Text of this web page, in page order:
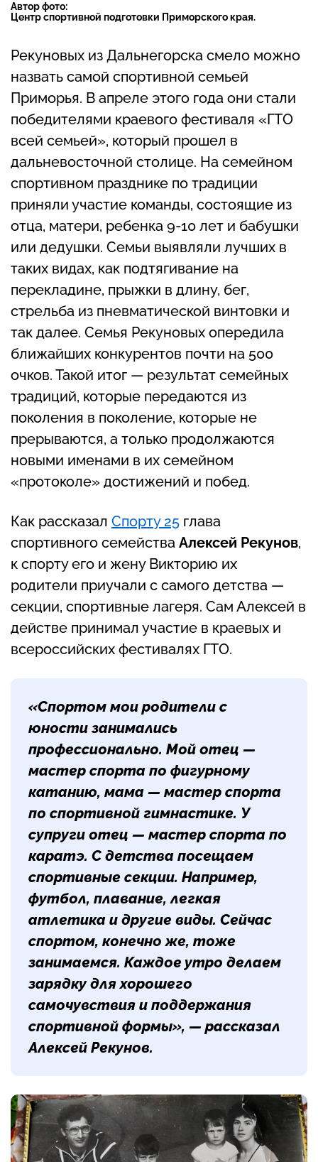
Автор фото:
Центр спортивной подготовки Приморского края.
Рекуновых из Дальнегорска смело можно
назвать самой спортивной семьей
Приморья. В апреле этого года они стали
победителями краевого фестиваля «ГТО
всей семьей», который прошел в
дальневосточной столице. На семейном
спортивном празднике по традиции
приняли участие команды, состоящие из
отца, матери, ребенка 9-10 лет и бабушки
или дедушки. Семьи выявляли лучших в
таких видах, как подтягивание на
перекладине, прыжки в длину, бег,
стрельба из пневматической винтовки и
так далее. Семья Рекуновых опередила
ближайших конкурентов почти на 500
очков. Такой итог — результат семейных
традиций, которые передаются из
поколения в поколение, которые не
прерываются, а только продолжаются
новыми именами в их семейном
«протоколе» достижений и побед.
Как рассказал Спорту 25 глава
спортивного семейства Алексей Рекунов,
к спорту его и жену Викторию их
родители приучали с самого детства —
секции, спортивные лагеря. Сам Алексей в
действе принимал участие в краевых и
всероссийских фестивалях ГТО.
«Спортом мои родители с
юности занимались
профессионально. Мой отец —
мастер спорта по фигурному
катанию, мама — мастер спорта
по спортивной гимнастике. У
супруги отец — мастер спорта по
каратэ. С детства посещаем
спортивные секции. Например,
футбол, плавание, легкая
атлетика и другие виды. Сейчас
спортом, конечно же, тоже
занимаемся. Каждое утро делаем
зарядку для хорошего
самочувствия и поддержания
спортивной формы», — рассказал
Алексей Рекунов.